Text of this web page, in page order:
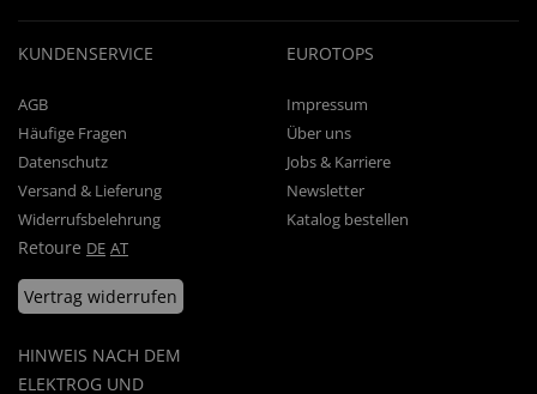
KUNDENSERVICE
AGB
Häufige Fragen
Datenschutz
Versand & Lieferung
Widerrufsbelehrung
Retoure DE AT
Vertrag widerrufen
HINWEIS NACH DEM
ELEKTROG UND
EUROTOPS
Impressum
Über uns
Jobs & Karriere
Newsletter
Katalog bestellen